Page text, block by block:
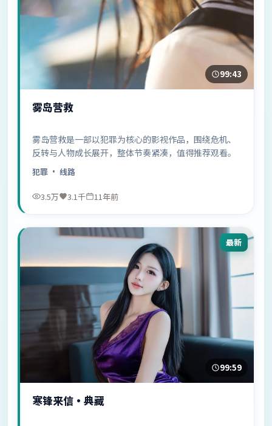
99:43
雾岛营救
雾岛营救是一部以犯罪为核心的影视作品，围绕危机、
反转与人物成长展开，整体节奏紧凑，值得推荐观看。
犯罪 · 线路
3.5万 3.1千 11年前
最新
99:59
寒锋来信·典藏